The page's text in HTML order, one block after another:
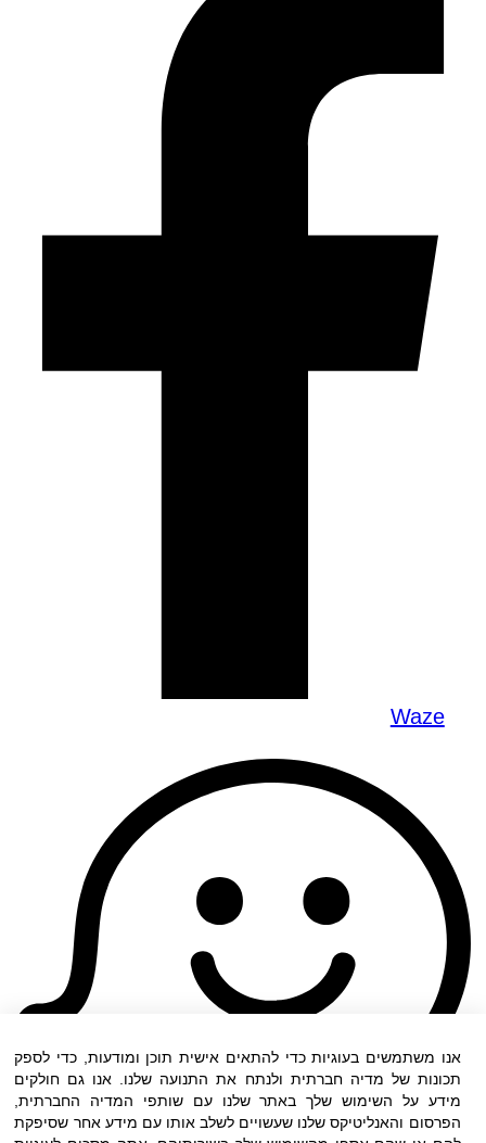
Waze
אנו משתמשים בעוגיות כדי להתאים אישית תוכן ומודעות, כדי לספק
תכונות של מדיה חברתית ולנתח את התנועה שלנו. אנו גם חולקים
מידע על השימוש שלך באתר שלנו עם שותפי המדיה החברתית,
הפרסום והאנליטיקס שלנו שעשויים לשלב אותו עם מידע אחר שסיפקת